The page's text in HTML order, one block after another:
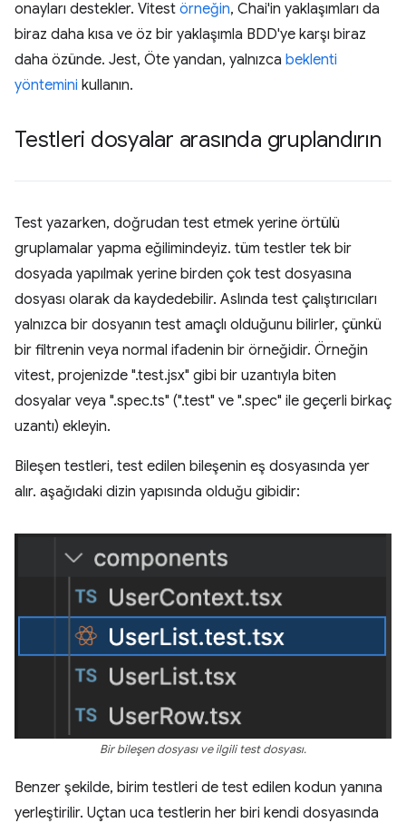
onayları destekler. Vitest örneğin, Chai'in yaklaşımları da
biraz daha kısa ve öz bir yaklaşımla BDD'ye karşı biraz
daha özünde. Jest, Öte yandan, yalnızca beklenti
yöntemini kullanın.
Testleri dosyalar arasında gruplandırın
Test yazarken, doğrudan test etmek yerine örtülü
gruplamalar yapma eğilimindeyiz. tüm testler tek bir
dosyada yapılmak yerine birden çok test dosyasına
dosyası olarak da kaydedebilir. Aslında test çalıştırıcıları
yalnızca bir dosyanın test amaçlı olduğunu bilirler, çünkü
bir filtrenin veya normal ifadenin bir örneğidir. Örneğin
vitest, projenizde ".test.jsx" gibi bir uzantıyla biten
dosyalar veya ".spec.ts" (".test" ve ".spec" ile geçerli birkaç
uzantı) ekleyin.
Bileşen testleri, test edilen bileşenin eş dosyasında yer
alır. aşağıdaki dizin yapısında olduğu gibidir:
Bir bileşen dosyası ve ilgili test dosyası.
Benzer şekilde, birim testleri de test edilen kodun yanına
yerleştirilir. Uçtan uca testlerin her biri kendi dosyasında